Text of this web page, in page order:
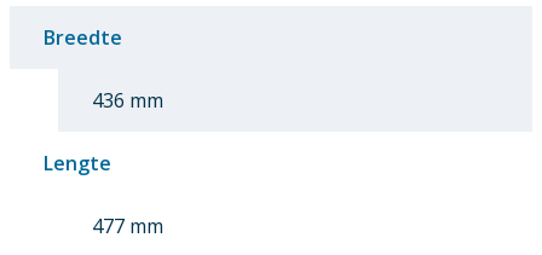
Breedte
436 mm
Lengte
477 mm